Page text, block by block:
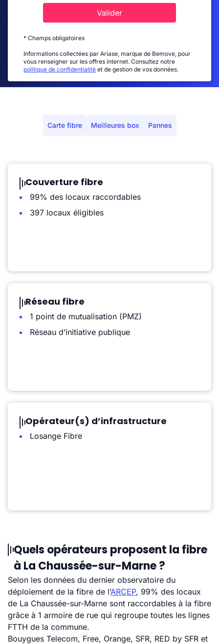
Valider
* Champs obligatoires
Informations collectées par Ariase, marque de Bemove, pour
vous renseigner sur les offres internet. Consultez notre
politique de confidentialité et de gestion de vos données.
Carte fibre Meilleures box Pannes
Couverture fibre
99% des locaux raccordables
397 locaux éligibles
Réseau fibre
1 point de mutualisation (PMZ)
Réseau d’initiative publique
Opérateur(s) d’infrastructure
Losange Fibre
Quels opérateurs proposent la fibre
à La Chaussée-sur-Marne ?
Selon les données du dernier observatoire du
déploiement de la fibre de l’ARCEP, 99% des locaux
de La Chaussée-sur-Marne sont raccordables à la fibre
grâce à 1 armoire de rue qui regroupe toutes les lignes
FTTH de la commune.
Bouygues Telecom, Free, Orange, SFR, RED by SFR et